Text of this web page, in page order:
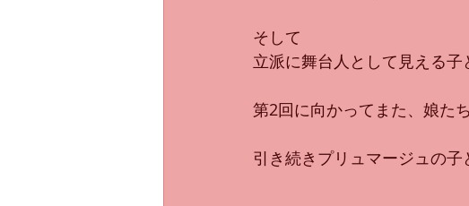
そして
立派に舞台人として見える
第2回に向かってまた、娘た
引き続きプリュマージュの子